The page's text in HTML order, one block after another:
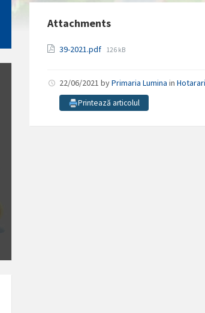
Attachments
39-2021.pdf File
126 kB
22/06/2021byPrimaria Lumina in
Printează articolul